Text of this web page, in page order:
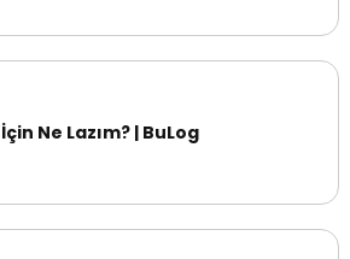
Ne Lazım? | BuLog